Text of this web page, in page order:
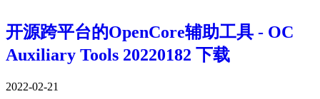
开源跨平台的OpenCore辅助工具 - OC
Auxiliary Tools 20220182 下载
2022-02-21